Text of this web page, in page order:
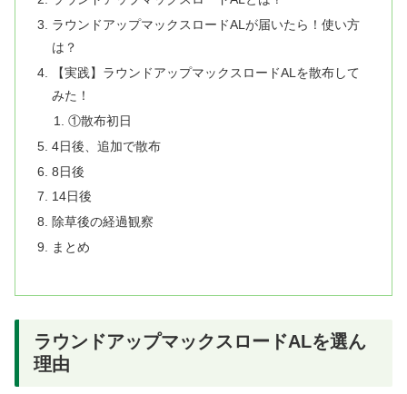
ラウンドアップマックスロードALが届いたら！使い方
は？
【実践】ラウンドアップマックスロードALを散布して
みた！
①散布初日
4日後、追加で散布
8日後
14日後
除草後の経過観察
まとめ
ラウンドアップマックスロードALを選ん
理由